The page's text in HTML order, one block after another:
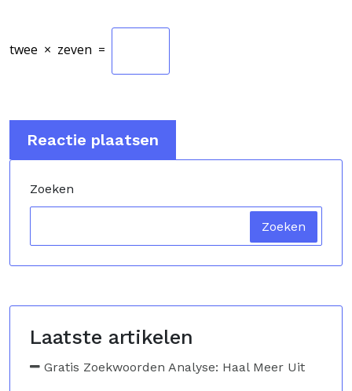
twee × zeven =
Zoeken
Zoeken
Laatste artikelen
Gratis Zoekwoorden Analyse: Haal Meer Uit